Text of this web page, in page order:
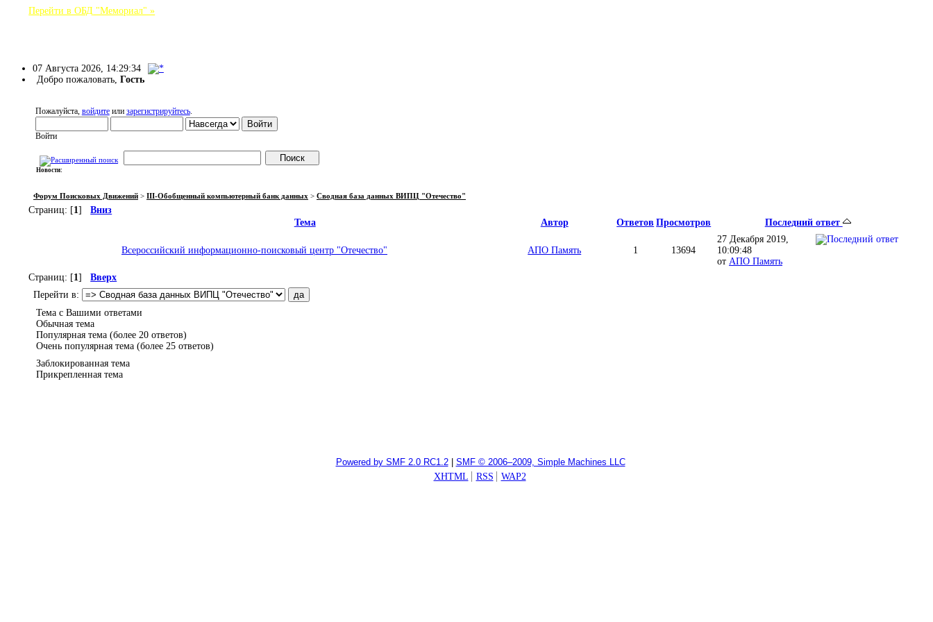
Перейти в ОБД "Мемориал" »
07 Августа 2026, 14:29:34
Добро пожаловать,Гость
Пожалуйста, войдитеили зарегистрируйтесь.
Войти
Новости:
Форум Поисковых Движений > III-Обобщенный компьютерный банк данных > Сводная база данных ВИПЦ "Отечество"
Страниц: [1]Вниз
Тема
Автор Ответов Просмотров Последний ответ
Всероссийский информационно-поисковый центр "Отечество" АПО Память 1 13694
27 Декабря 2019,
10:09:48
от АПО Память
Страниц: [1]Вверх
Перейти в:
Тема с Вашими ответами
Обычная тема
Популярная тема (более 20 ответов)
Очень популярная тема (более 25 ответов)
Заблокированная тема
Прикрепленная тема
Powered by SMF 2.0 RC1.2| SMF © 2006–2009, Simple Machines LLC
XHTML
RSS WAP2